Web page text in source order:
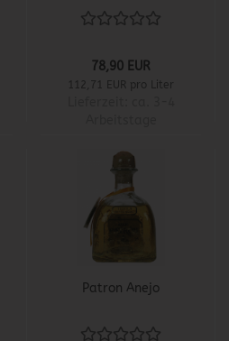
78,90 EUR
112,71 EUR pro Liter
Patron Anejo